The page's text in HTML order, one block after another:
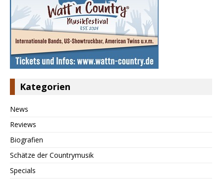
Kategorien
News
Reviews
Biografien
Schätze der Countrymusik
Specials